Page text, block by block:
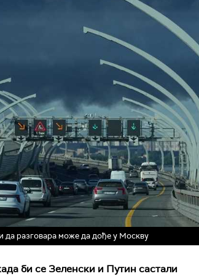
да разговара може да дође у Москву
би се Зеленски и Путин састали